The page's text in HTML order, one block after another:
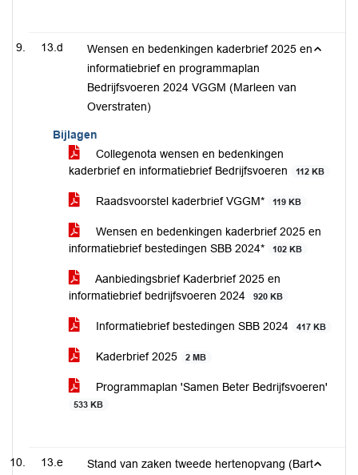
13.d
Wensen en bedenkingen kaderbrief 2025 en
informatiebrief en programmaplan
Bedrijfsvoeren 2024 VGGM (Marleen van
Overstraten)
Bijlagen
Collegenota wensen en bedenkingen
kaderbrief en informatiebrief Bedrijfsvoeren
112 KB
Raadsvoorstel kaderbrief VGGM* 119 KB
Wensen en bedenkingen kaderbrief 2025 en
informatiebrief bestedingen SBB 2024*
102 KB
Aanbiedingsbrief Kaderbrief 2025 en
informatiebrief bedrijfsvoeren 2024
920 KB
Informatiebrief bestedingen SBB 2024 417 KB
Kaderbrief 2025 2 MB
Programmaplan 'Samen Beter Bedrijfsvoeren'
533 KB
13.e Stand van zaken tweede hertenopvang (Bart